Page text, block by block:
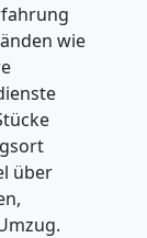
wie
über